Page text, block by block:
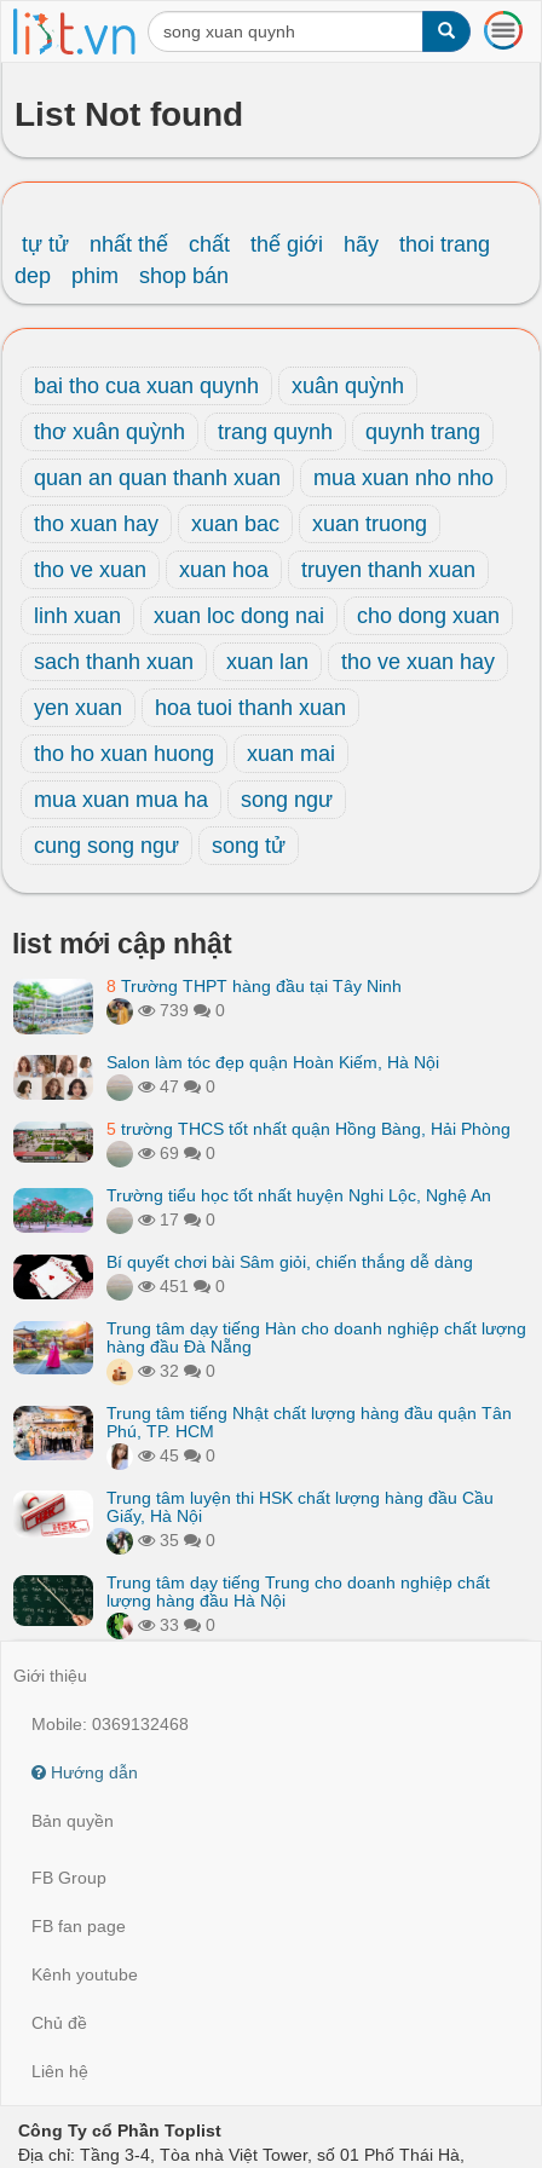
T
o
i
t
List Not found
tự tử nhất thế chất thế giới hãy
thoi trang
dep
phim shop bán
bai tho cua xuan quynh
xuân quỳnh
thơ xuân quỳnh
trang quynh
quynh trang
quan an quan thanh xuan
mua xuan nho nho
tho xuan hay
xuan bac
xuan truong
tho ve xuan
xuan hoa
truyen thanh xuan
linh xuan
xuan loc dong nai
cho dong xuan
sach thanh xuan
xuan lan
tho ve xuan hay
yen xuan
hoa tuoi thanh xuan
tho ho xuan huong
xuan mai
mua xuan mua ha
song ngư
cung song ngư
song tử
list mới cập nhật
8 Trường THPT hàng đầu tại Tây Ninh
739
0
Salon làm tóc đẹp quận Hoàn Kiếm, Hà Nội
47
0
5 trường THCS tốt nhất quận Hồng Bàng, Hải Phòng
69
0
Trường tiểu học tốt nhất huyện Nghi Lộc, Nghệ An
17
0
Bí quyết chơi bài Sâm giỏi, chiến thắng dễ dàng
451
0
Trung tâm dạy tiếng Hàn cho doanh nghiệp chất lượng
hàng đầu Đà Nẵng
32
0
Trung tâm tiếng Nhật chất lượng hàng đầu quận Tân
Phú, TP. HCM
45
0
Trung tâm luyện thi HSK chất lượng hàng đầu Cầu
Giấy, Hà Nội
35
0
Trung tâm dạy tiếng Trung cho doanh nghiệp chất
lượng hàng đầu Hà Nội
33
0
Giới thiệu
Mobile: 0369132468
Hướng dẫn
Bản quyền
FB Group
FB fan page
Kênh youtube
Chủ đề
Liên hệ
Công Ty cổ Phần Toplist
Địa chỉ: Tầng 3-4, Tòa nhà Việt Tower, số 01 Phố Thái Hà,